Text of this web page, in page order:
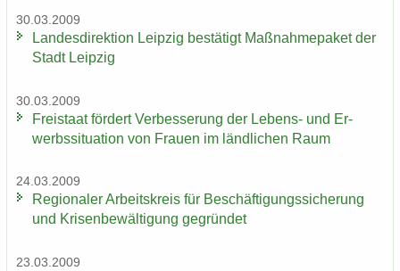
30.03.2009
Lan­des­di­rek­ti­on Leip­zig be­stä­tigt Maß­nah­me­pa­ket der
Stadt Leip­zig
30.03.2009
Frei­staat för­dert Ver­bes­se­rung der Lebens-​ und Er­
werbs­si­tua­ti­on von Frau­en im länd­li­chen Raum
24.03.2009
Re­gio­na­ler Ar­beits­kreis für Be­schäf­ti­gungs­si­che­rung
und Kri­sen­be­wäl­ti­gung ge­grün­det
23.03.2009